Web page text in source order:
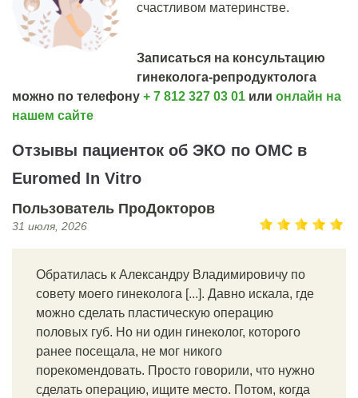
счастливом материнстве.
Записаться на консультацию
гинеколога-репродуктолога
можно по телефону + 7 812 327 03 01 или онлайн на
нашем сайте
Отзывы пациенток об ЭКО по ОМС в
Euromed In Vitro
Пользователь ПроДокторов
31 июля, 2026
Обратилась к Александру Владимировичу по
совету моего гинеколога [...]. Давно искала, где
можно сделать пластическую операцию
половых губ. Но ни один гинеколог, которого
ранее посещала, не мог никого
порекомендовать. Просто говорили, что нужно
сделать операцию, ищите место. Потом, когда